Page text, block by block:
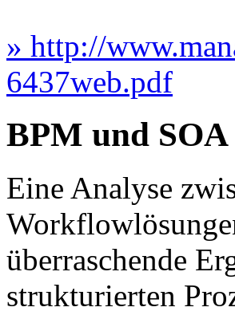
» http://
6437web.pdf
BPM und SOA
Eine Analyse
überraschende
strukturierten